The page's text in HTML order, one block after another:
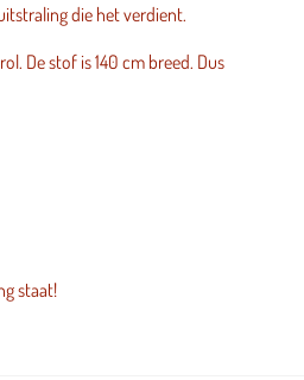
die het verdient.
De stof is 140 cm breed. Dus
staat!